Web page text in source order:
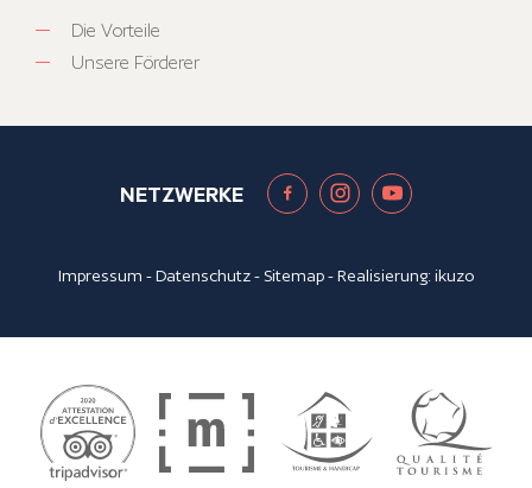
Die Vorteile
Unsere Förderer
NETZWERKE
Impressum -Datenschutz- Sitemap- Realisierung:ikuzo